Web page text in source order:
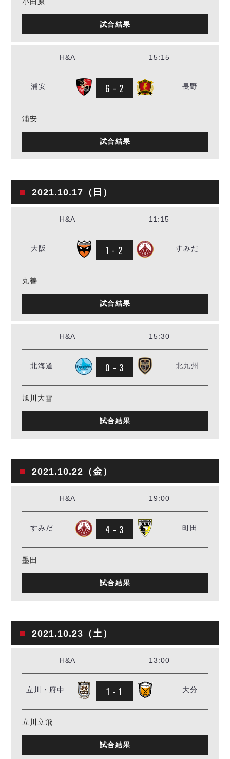
小田原
試合結果
H&A 15:15
浦安 6 - 2 長野
浦安
試合結果
2021.10.17（日）
H&A 11:15
大阪 1 - 2 すみだ
丸善
試合結果
H&A 15:30
北海道 0 - 3 北九州
旭川大雪
試合結果
2021.10.22（金）
H&A 19:00
すみだ 4 - 3 町田
墨田
試合結果
2021.10.23（土）
H&A 13:00
立川・府中 1 - 1 大分
立川立飛
試合結果